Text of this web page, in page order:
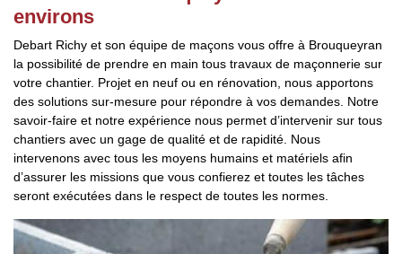
environs
Debart Richy et son équipe de maçons vous offre à Brouqueyran
la possibilité de prendre en main tous travaux de maçonnerie sur
votre chantier. Projet en neuf ou en rénovation, nous apportons
des solutions sur-mesure pour répondre à vos demandes. Notre
savoir-faire et notre expérience nous permet d’intervenir sur tous
chantiers avec un gage de qualité et de rapidité. Nous
intervenons avec tous les moyens humains et matériels afin
d’assurer les missions que vous confierez et toutes les tâches
seront exécutées dans le respect de toutes les normes.